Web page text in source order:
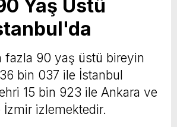
Yaş Üstü
fazla 90 yaş üstü bireyin
bin 037 ile İstanbul
15 bin 923 ile Ankara ve
izlemektedir.